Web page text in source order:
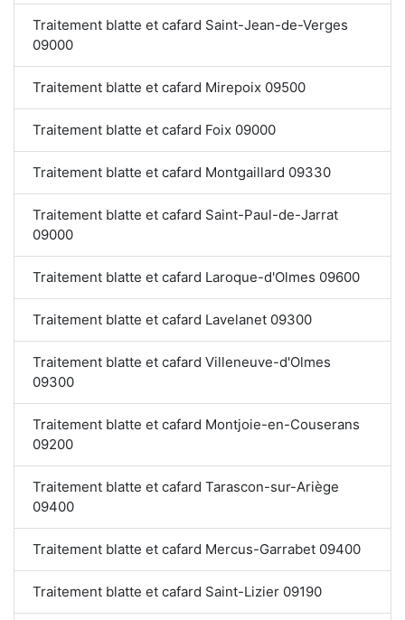
Traitement blatte et cafard Saint-Jean-de-Verges
09000
Traitement blatte et cafard Mirepoix 09500
Traitement blatte et cafard Foix 09000
Traitement blatte et cafard Montgaillard 09330
Traitement blatte et cafard Saint-Paul-de-Jarrat
09000
Traitement blatte et cafard Laroque-d'Olmes 09600
Traitement blatte et cafard Lavelanet 09300
Traitement blatte et cafard Villeneuve-d'Olmes
09300
Traitement blatte et cafard Montjoie-en-Couserans
09200
Traitement blatte et cafard Tarascon-sur-Ariège
09400
Traitement blatte et cafard Mercus-Garrabet 09400
Traitement blatte et cafard Saint-Lizier 09190